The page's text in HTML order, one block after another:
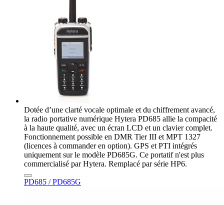
Dotée d’une clarté vocale optimale et du chiffrement avancé,
la radio portative numérique Hytera PD685 allie la compacité
à la haute qualité, avec un écran LCD et un clavier complet.
Fonctionnement possible en DMR Tier III et MPT 1327
(licences à commander en option). GPS et PTI intégrés
uniquement sur le modèle PD685G. Ce portatif n'est plus
commercialisé par Hytera. Remplacé par série HP6.
PD685 / PD685G